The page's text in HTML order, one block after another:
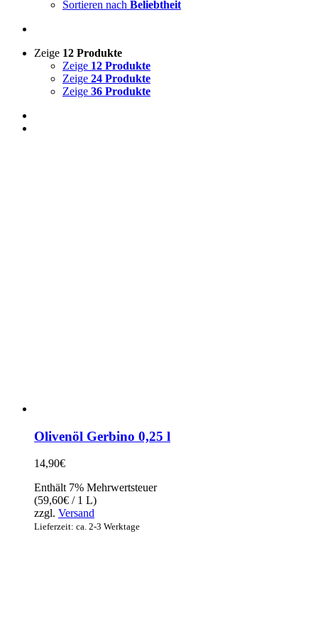
Sortieren nach Beliebtheit
Zeige 12 Produkte
Zeige 12 Produkte
Zeige 24 Produkte
Zeige 36 Produkte
Olivenöl Gerbino 0,25 l
14,90€
Enthält 7% Mehrwertsteuer
(59,60€ / 1 L)
zzgl. Versand
Lieferzeit: ca. 2-3 Werktage